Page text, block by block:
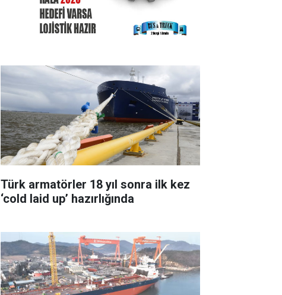
Türk armatörler 18 yıl sonra ilk kez
‘cold laid up’ hazırlığında